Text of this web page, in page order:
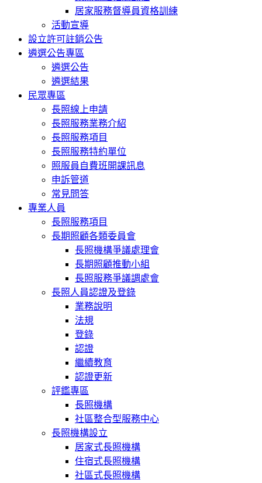
居家服務督導員資格訓練
活動宣導
設立許可註銷公告
遴選公告專區
遴選公告
遴選結果
民眾專區
長照線上申請
長照服務業務介紹
長照服務項目
長照服務特約單位
照服員自費班開課訊息
申訴管道
常見問答
專業人員
長照服務項目
長期照顧各類委員會
長照機構爭議處理會
長期照顧推動小組
長照服務爭議調處會
長照人員認證及登錄
業務說明
法規
登錄
認證
繼續教育
認證更新
評鑑專區
長照機構
社區整合型服務中心
長照機構設立
居家式長照機構
住宿式長照機構
社區式長照機構